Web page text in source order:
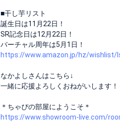
■干し芋リスト
誕生日は11月22日！
SR記念日は12月22日！
バーチャル周年は5月1日！
https://www.amazon.jp/hz/wishlist/
なかよしさんはこちら↓
一緒に応援よろしくおねがいします！
＊ちゃぴの部屋にようこそ＊
https://www.showroom-live.com/